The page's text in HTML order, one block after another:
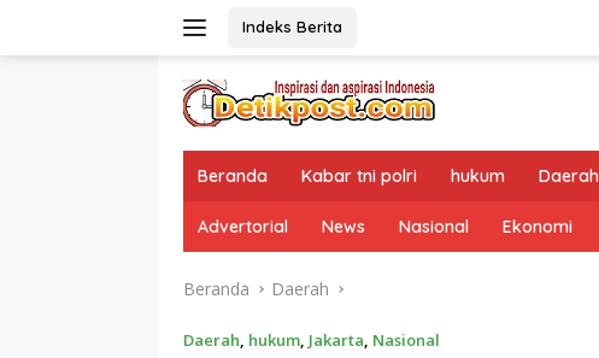
Indeks Berita
Beranda Kabar tni polri hukum Daerah
Advertorial News Nasional Ekonomi
Beranda Daerah
Daerah, hukum, Jakarta, Nasional